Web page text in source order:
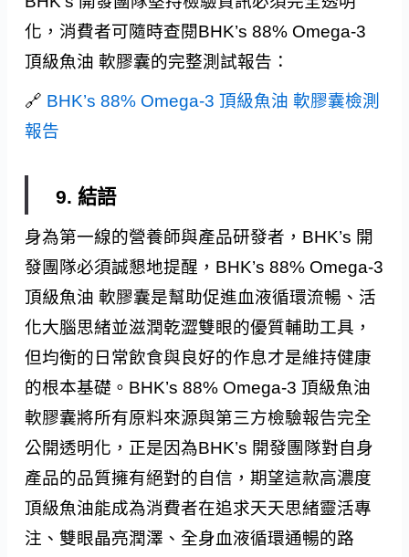
化，消費者可隨時查閱BHK’s 88% Omega-3
頂級魚油 軟膠囊的完整測試報告：
🔗 BHK’s 88% Omega-3 頂級魚油 軟膠囊檢測
報告
9. 結語
身為第一線的營養師與產品研發者，BHK’s 開
發團隊必須誠懇地提醒，BHK’s 88% Omega-3
頂級魚油 軟膠囊是幫助促進血液循環流暢、活
化大腦思緒並滋潤乾澀雙眼的優質輔助工具，
但均衡的日常飲食與良好的作息才是維持健康
的根本基礎。BHK’s 88% Omega-3 頂級魚油
軟膠囊將所有原料來源與第三方檢驗報告完全
公開透明化，正是因為BHK’s 開發團隊對自身
產品的品質擁有絕對的自信，期望這款高濃度
頂級魚油能成為消費者在追求天天思緒靈活專
注、雙眼晶亮潤澤、全身血液循環通暢的路